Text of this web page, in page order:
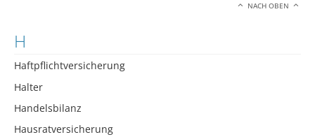
NACH OBEN
H
Haftpflichtversicherung
Halter
Handelsbilanz
Hausratversicherung